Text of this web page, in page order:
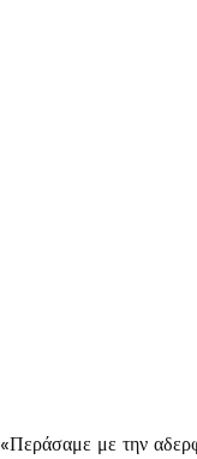
«Περάσαμε με την